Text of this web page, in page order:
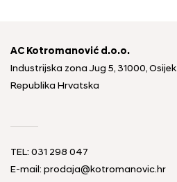
AC Kotromanović d.o.o.
Industrijska zona Jug 5, 31000, Osijek
Republika Hrvatska
TEL: 031 298 047
E-mail: prodaja@kotromanovic.hr